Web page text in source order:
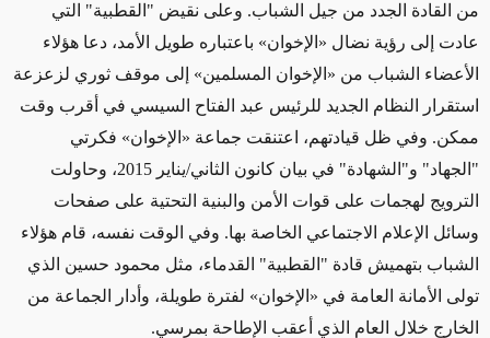
من القادة الجدد من جيل الشباب. وعلى نقيض "القطبية" التي
عادت إلى رؤية نضال «الإخوان» باعتباره طويل الأمد، دعا هؤلاء
الأعضاء الشباب من «الإخوان المسلمين» إلى موقف ثوري لزعزعة
استقرار النظام الجديد للرئيس عبد الفتاح السيسي في أقرب وقت
ممكن. وفي ظل قيادتهم، اعتنقت جماعة «الإخوان» فكرتي
"الجهاد" و"الشهادة" في بيان كانون الثاني/يناير 2015، وحاولت
الترويج لهجمات على قوات الأمن والبنية التحتية على صفحات
وسائل الإعلام الاجتماعي الخاصة بها. وفي الوقت نفسه، قام هؤلاء
الشباب بتهميش قادة "القطبية" القدماء، مثل محمود حسين الذي
تولى الأمانة العامة في «الإخوان» لفترة طويلة، وأدار الجماعة من
الخارج خلال العام الذي أعقب الإطاحة بمرسي.